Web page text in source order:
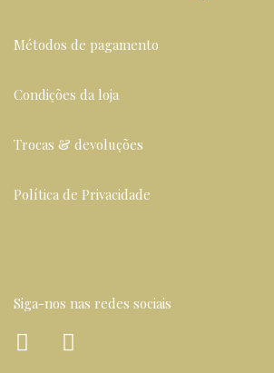
Métodos de pagamento
Condições da loja
Trocas & devoluções
Política de Privacidade
Siga-nos nas redes sociais